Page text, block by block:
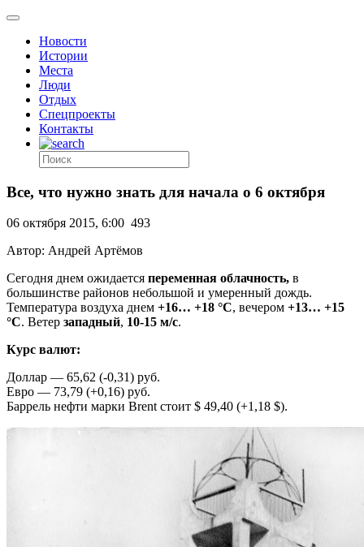
Новости
Истории
Места
Люди
Отдых
Спецпроекты
Контакты
Все, что нужно знать для начала о 6 октября
06 октября 2015, 6:00 493
Автор: Андрей Артёмов
Сегодня днем ожидается переменная облачность, в
большинстве районов небольшой и умеренный дождь.
Температура воздуха днем +16… +18 °C, вечером +13… +15
°C. Ветер западный, 10-15 м/с.
Курс валют:
Доллар — 65,62 (-0,31) руб.
Евро — 73,79 (+0,16) руб.
Баррель нефти марки Brent стоит $ 49,40 (+1,18 $).